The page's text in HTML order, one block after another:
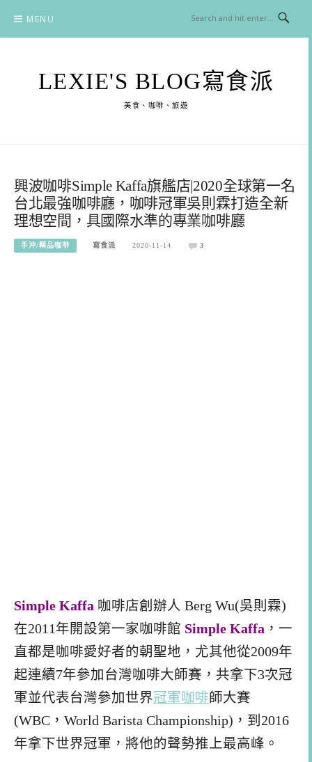
content
MENU
LEXIE'S BLOG寫食派
美食、咖啡、旅遊
興波咖啡Simple Kaffa旗艦店|2020全球第一名
台北最強咖啡廳，咖啡冠軍吳則霖打造全新
理想空間，具國際水準的專業咖啡廳
手沖/精品咖啡 寫食派 2020-11-14 3
Simple Kaffa 咖啡店創辦人 Berg Wu(吳則霖)
在2011年開設第一家咖啡館 Simple Kaffa ，一
直都是咖啡愛好者的朝聖地，尤其他從2009年
起連續7年參加台灣咖啡大師賽，共拿下3次冠
軍並代表台灣參加世界冠軍咖啡師大賽
(WBC，World Barista Championship)，到2016
年拿下世界冠軍，將他的聲勢推上最高峰。